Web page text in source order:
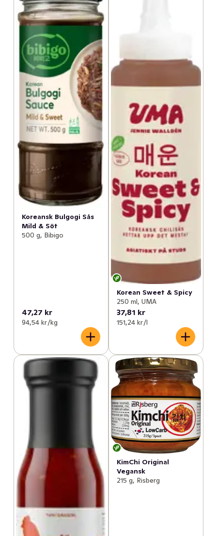
Koreansk Bulgogi Sås
Mild & Söt
500 g, Bibigo
47,27 kr
94,54 kr /kg
Korean Sweet & Spicy
250 ml, UMA
37,81 kr
151,24 kr /l
KimChi Original
Vegansk
215 g, Risberg